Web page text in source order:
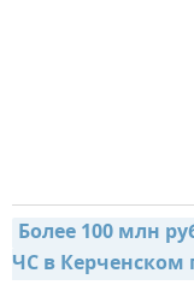
Более 100 млн
ЧС в Керченском